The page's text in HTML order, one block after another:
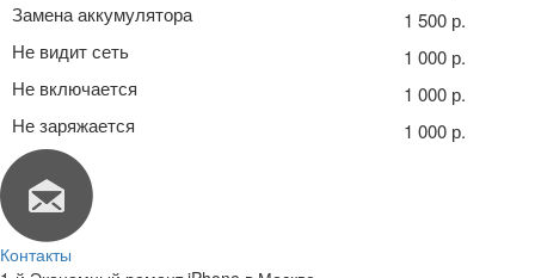
Замена аккумулятора
1 500 р.
Не видит сеть
1 000 р.
Не включается
1 000 р.
Не заряжается
1 000 р.
Контакты